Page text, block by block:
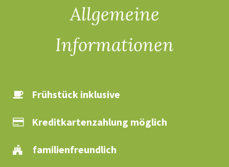
Allgemeine
Informationen
Frühstück inklusive
Kreditkartenzahlung möglich
familienfreundlich